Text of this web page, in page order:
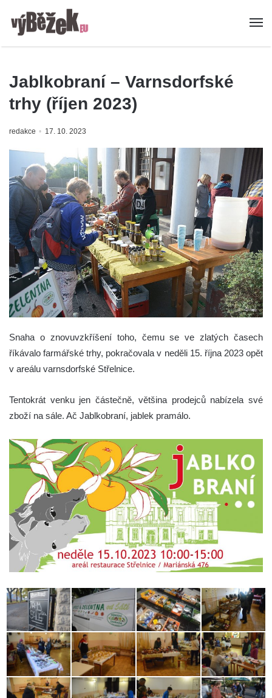
Jablkobraní – Varnsdorfské
trhy (říjen 2023)
redakce 17. 10. 2023
Snaha o znovuvzkříšení toho, čemu se ve zlatých časech
říkávalo farmářské trhy, pokračovala v neděli 15. října 2023 opět
v areálu varnsdorfské Střelnice.
Tentokrát venku jen částečně, většina prodejců nabízela své
zboží na sále. Ač Jablkobraní, jablek pramálo.